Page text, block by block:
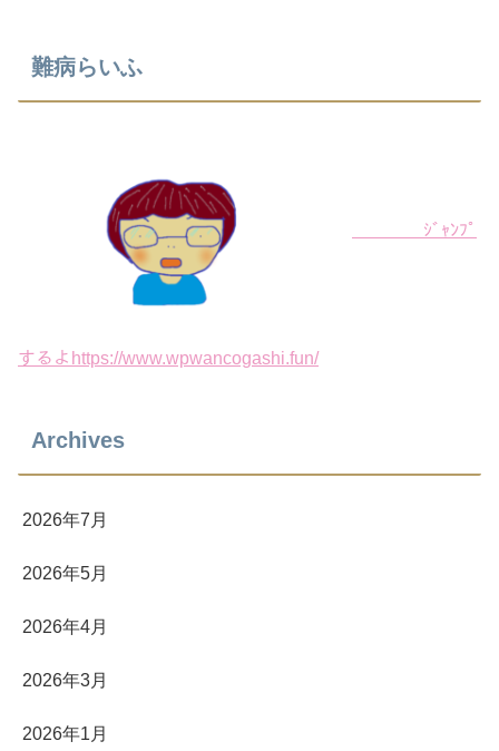
難病らいふ
ｼﾞｬﾝﾌﾟ
するよhttps://www.wpwancogashi.fun/
Archives
2026年7月
2026年5月
2026年4月
2026年3月
2026年1月